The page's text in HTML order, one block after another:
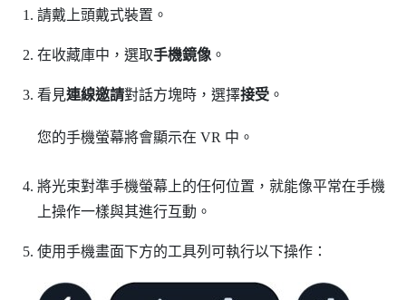
請戴上頭戴式裝置。
在收藏庫中，選取手機鏡像。
看見連線邀請對話方塊時，選擇接受。
您的手機螢幕將會顯示在 VR 中。
將光束對準手機螢幕上的任何位置，就能像平常在手機
上操作一樣與其進行互動。
使用手機畫面下方的工具列可執行以下操作：